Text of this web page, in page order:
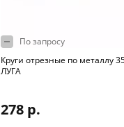
По запросу
Круги отрезные по металлу
ЛУГА
278 р.